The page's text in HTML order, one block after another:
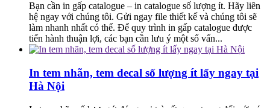
Bạn cần in gấp catalogue – in catalogue số lượng ít. Hãy liên
hệ ngay với chúng tôi. Gửi ngay file thiết kế và chúng tôi sẽ
làm nhanh nhất có thể. Để quy trình in gấp catalogue được
tiến hành thuận lợi, các bạn cần lưu ý một số vấn...
In tem nhãn, tem decal số lượng ít lấy ngay tại
Hà Nội